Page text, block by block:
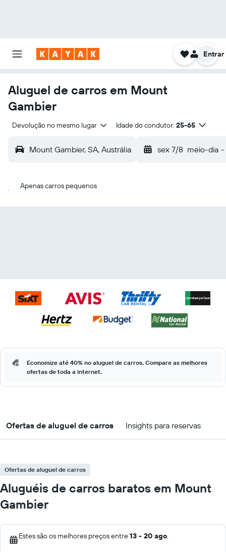
Entrar
Aluguel de carros em Mount
Gambier
Devolução no mesmo lugar Idade do condutor: 25-65
Mount Gambier, SA, Austrália sex 7/8 meio-dia -
Apenas carros pequenos
Economize até 40% no aluguel de carros. Compare as melhores
ofertas de toda a internet.
Ofertas de aluguel de carros Insights para reservas
Ofertas de aluguel de carros
Aluguéis de carros baratos em Mount
Gambier
Estes são os melhores preços entre13 - 20 ago.